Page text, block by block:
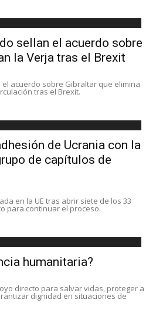
sellan el acuerdo sobre
la Verja tras el Brexit
el acuerdo sobre Gibraltar que elimina
tras el Brexit.
de Ucrania con la
de capítulos de
en la UE tras abrir siete de los 33
para continuar el proceso.
humanitaria?
directo para salvar vidas, proteger a
dignidad en situaciones de